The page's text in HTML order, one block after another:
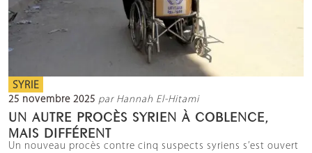
SYRIE
25 novembre 2025 par Hannah El-Hitami
UN AUTRE PROCÈS SYRIEN À COBLENCE,
MAIS DIFFÉRENT
Un nouveau procès contre cinq suspects syriens s’est ouvert